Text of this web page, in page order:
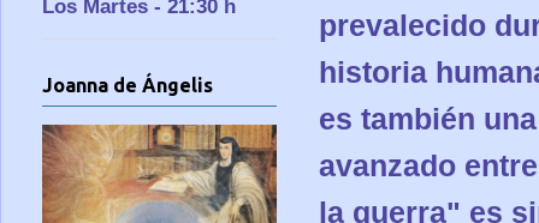
prevalecido
historia
es también
avanzado
la guerra" es
Los Martes - 21:30 h
Joanna de Ángelis